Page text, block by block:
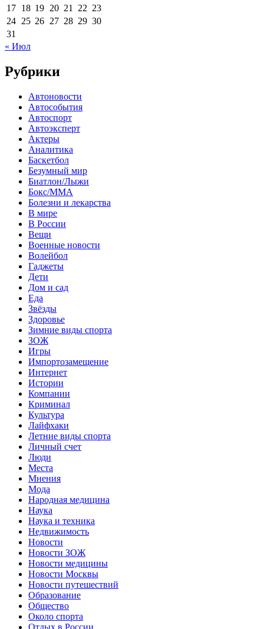
17 18 19 20 21 22 23
24 25 26 27 28 29 30
31
« Июл
Рубрики
Автоновости
Автособытия
Автоспорт
Автоэксперт
Актеры
Аналитика
Баскетбол
Безумный мир
Биатлон/Лыжи
Бокс/MMA
Болезни и лекарства
В мире
В России
Вещи
Военные новости
Волейбол
Гаджеты
Дети
Дом и сад
Еда
Звёзды
Здоровье
Зимние виды спорта
ЗОЖ
Игры
Импортозамещение
Интернет
Истории
Компании
Криминал
Культура
Лайфхаки
Летние виды спорта
Личный счет
Люди
Места
Мнения
Мода
Народная медицина
Наука
Наука и техника
Недвижимость
Новости
Новости ЗОЖ
Новости медицины
Новости Москвы
Новости путешествий
Образование
Общество
Около спорта
Отдых в России